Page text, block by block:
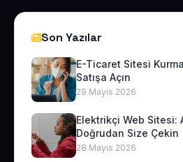
Son Yazılar
E-Ticaret Sitesi
Satışa Açın
29 Mayıs 2026
Elektrikçi Web Sitesi:
Doğrudan Size Çekin
28 Mayıs 2026